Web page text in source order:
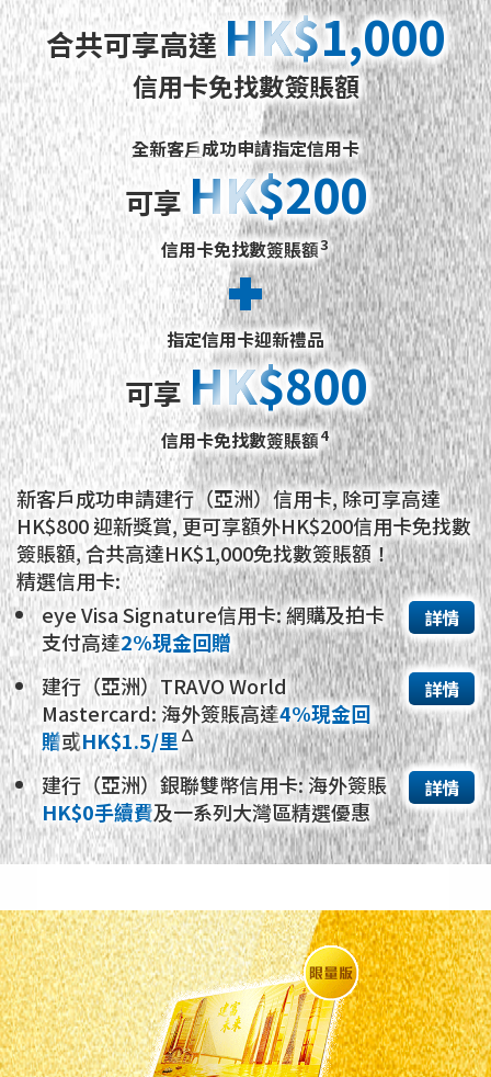
合共可享高達 HK$1,000
HK$1,000
信用卡免找數簽賬額
全新客戶成功申請指定信用卡
可享 HK$200
HK$200
信用卡免找數簽賬額3
指定信用卡迎新禮品
可享HK$800
HK$800
信用卡免找數簽賬額4
新客戶成功申請建行（亞洲）信用卡, 除可享高達
HK$800 迎新獎賞, 更可享額外HK$200信用卡免找數
簽賬額, 合共高達HK$1,000免找數簽賬額！
精選信用卡:
詳情
eye Visa Signature信用卡: 網購及拍卡
支付高達2%現金回贈
詳情
建行（亞洲）TRAVO World
Mastercard: 海外簽賬高達4%現金回
贈或HK$1.5/里∆
詳情
建行（亞洲）銀聯雙幣信用卡: 海外簽賬
HK$0手續費及一系列大灣區精選優惠